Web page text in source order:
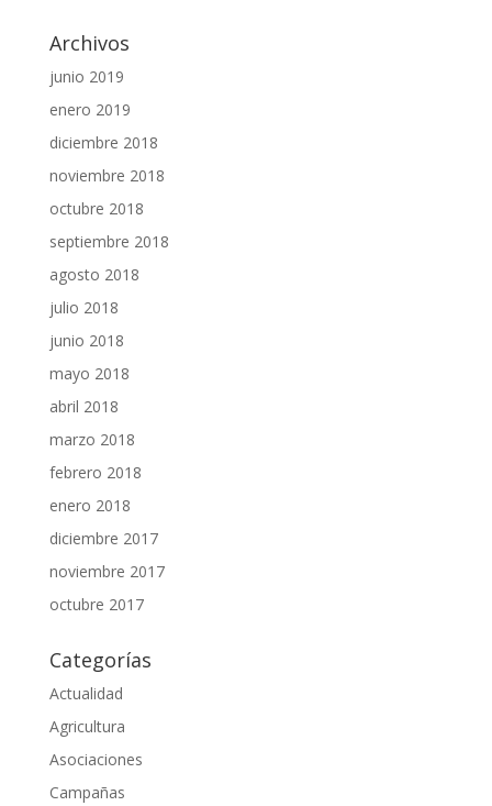
Archivos
junio 2019
enero 2019
diciembre 2018
noviembre 2018
octubre 2018
septiembre 2018
agosto 2018
julio 2018
junio 2018
mayo 2018
abril 2018
marzo 2018
febrero 2018
enero 2018
diciembre 2017
noviembre 2017
octubre 2017
Categorías
Actualidad
Agricultura
Asociaciones
Campañas